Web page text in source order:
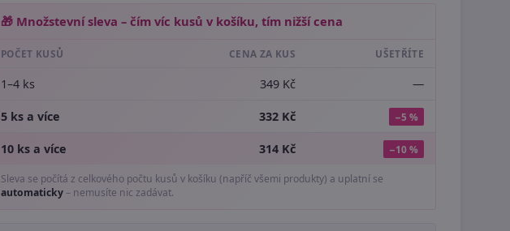
🎁 Množstevní sleva – čím víc kusů v košíku, tím nižší cena
POČET KUSŮ CENA ZA KUS UŠETŘÍTE
1–4 ks 349 Kč —
5 ks a více 332 Kč −5 %
10 ks a více 314 Kč −10 %
Sleva se počítá z celkového počtu kusů v košíku (napříč všemi produkty) a uplatní se
automaticky– nemusíte nic zadávat.